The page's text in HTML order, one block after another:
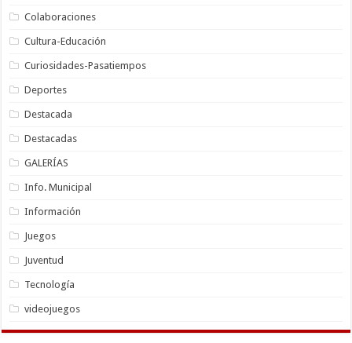
Colaboraciones
Cultura-Educación
Curiosidades-Pasatiempos
Deportes
Destacada
Destacadas
GALERÍAS
Info. Municipal
Información
Juegos
Juventud
Tecnología
videojuegos